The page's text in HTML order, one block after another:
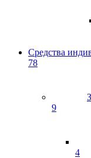
Средства
78
9
4